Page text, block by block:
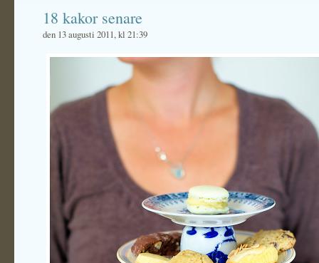
18 kakor senare
den 13 augusti 2011, kl 21:39